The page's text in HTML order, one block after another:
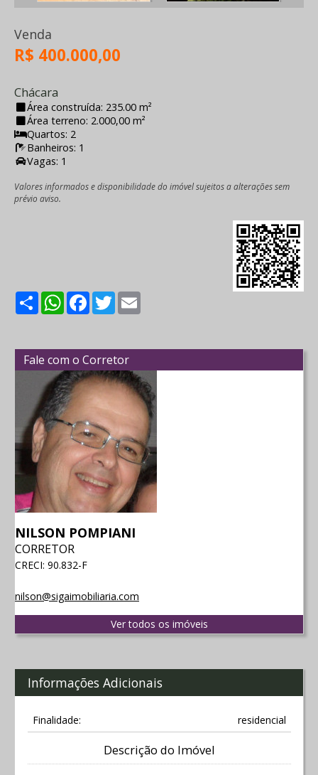
Venda
R$ 400.000,00
Chácara
Área construída: 235.00 m²
Área terreno: 2.000,00 m²
Quartos: 2
Banheiros: 1
Vagas: 1
Valores informados e disponibilidade do imóvel sujeitos a alterações sem
prévio aviso.
ShareWhatsApp
Facebook
Twitter
Fale com o Corretor
NILSON POMPIANI
CORRETOR
CRECI: 90.832-F
nilson@sigaimobiliaria.com
Ver todos os imóveis
Informações Adicionais
Finalidade: residencial
Descrição do Imóvel